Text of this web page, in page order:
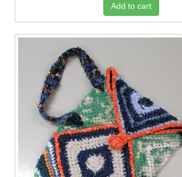
Add to cart